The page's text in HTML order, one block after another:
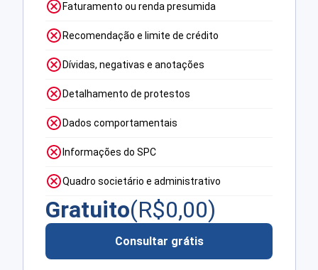
Faturamento ou renda presumida
Recomendação e limite de crédito
Dívidas, negativas e anotações
Detalhamento de protestos
Dados comportamentais
Informações do SPC
Quadro societário e administrativo
Gratuito(R$0,00)
Consultar grátis